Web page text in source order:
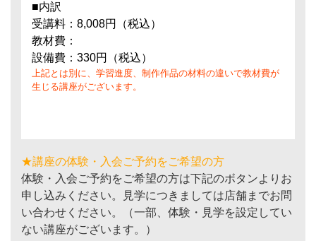
■内訳
受講料：8,008円（税込）
教材費：
設備費：330円（税込）
上記とは別に、学習進度、制作作品の材料の違いで教材費が
生じる講座がございます。
★講座の体験・入会ご予約をご希望の方
体験・入会ご予約をご希望の方は下記のボタンよりお
申し込みください。見学につきましては店舗までお問
い合わせください。（一部、体験・見学を設定してい
ない講座がございます。）